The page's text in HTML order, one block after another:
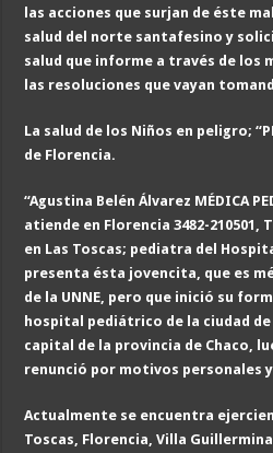
las acciones que surjan de éste
salud del norte santafesino y
salud que informe a través de los
las resoluciones que vayan
La salud de los Niños en peligro;
de Florencia.
“Agustina Belén Álvarez MÉDICA
atiende en Florencia 3482-210501,
en Las Toscas; pediatra del
presenta ésta jovencita, que es
de la UNNE, pero que inició su
hospital pediátrico de la ciudad
capital de la provincia de Chaco,
renunció por motivos personales
Actualmente se encuentra
Toscas, Florencia, Villa